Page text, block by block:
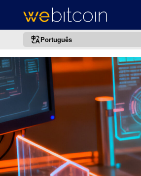
Português
português (BR)
english
español
français
italiano
日本語
中文